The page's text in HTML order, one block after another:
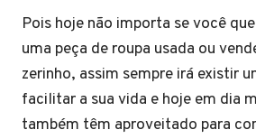
Pois hoje não importa se você
uma peça de roupa usada ou
zerinho, assim sempre irá existir
facilitar a sua vida e hoje em dia
também têm aproveitado para